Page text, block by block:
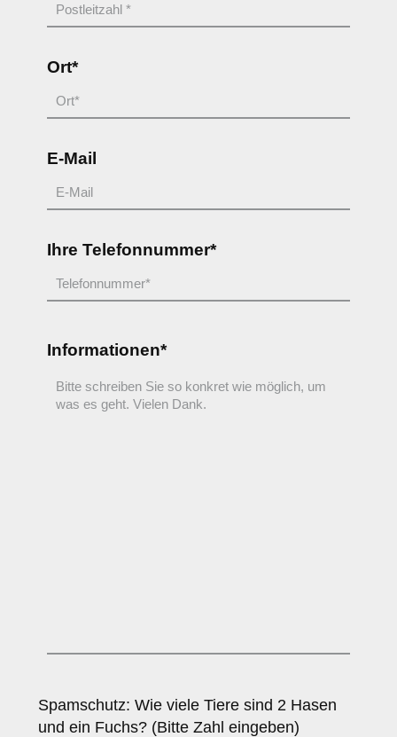
Ort*
E-Mail
Ihre Telefonnummer*
Informationen*
Spamschutz: Wie viele Tiere sind 2 Hasen
und ein Fuchs? (Bitte Zahl eingeben)